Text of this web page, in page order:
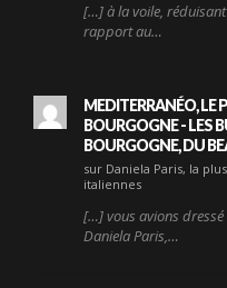
[…] à la voile, réduisant
rapport au…
MEDITERRANÉO, LE
BOURGOGNE - LES
BOURGOGNE, DU
sur Daniela Paris, la
italiennes
[…] vous avions
Daniela Paris,…